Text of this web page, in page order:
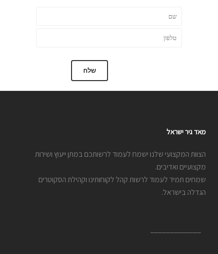
מאד גיר ישראל
הצוות המקצועי שלנו ישמח לעמוד לרשותכם במתן ייעוץ ושירות
מקצועיים ואדיבים.
שמחים תמיד לעמוד לרשות קהל לקוחותינו וקהילת הסקוטרים
הגדלה בישראל.